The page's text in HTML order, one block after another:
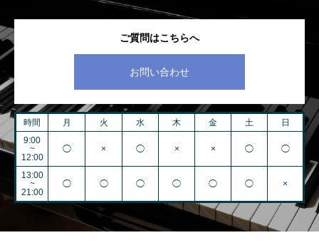
ご質問はこちらへ
お問い合わせ
時間 月 火 水 木 金 土
日
9:00
~
12:00
◯ × ◯ × × ◯ ◯
13:00
~
21:00
◯ ◯ ◯ ◯ ◯ ◯ ×